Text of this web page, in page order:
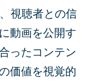
視聴者との信
動画を公開す
ったコンテン
価値を視覚的